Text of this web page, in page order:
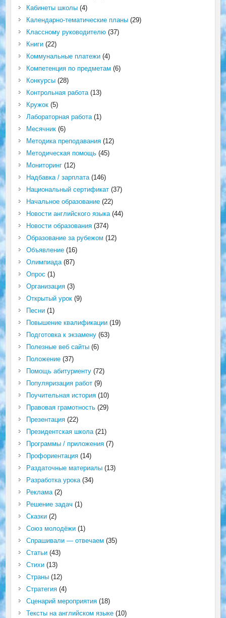
Кабинеты школы(4)
Календарно-тематические планы(29)
Классному руководителю(37)
Книги(22)
Коммунальные платежи(4)
Компетенция по предметам (6)
Конкурсы(28)
Контрольная работа(13)
Кружок(5)
Лабораторная работа(1)
Месячник(6)
Методика преподавания(12)
Методическая помощь(45)
Мониторинг(12)
Надбавка / зарплата(146)
Национальный сертификат(37)
Начальное образование(22)
Новости английского языка(44)
Новости образования(374)
Образование за рубежом (12)
Объявление(16)
Олимпиада(87)
Опрос (1)
Организация(3)
Открытый урок(9)
Песни(1)
Повышение квалификации(19)
Подготовка к экзамену(63)
Полезные веб сайты(6)
Положение(37)
Помощь абитуриенту(72)
Популяризация работ(9)
Поучительная история(10)
Правовая грамотность(29)
Презентация(22)
Президентская школа(21)
Программы / приложения(7)
Профориентация(14)
Раздаточные материалы(13)
Разработка урока(34)
Реклама(2)
Решение задач (1)
Сказки(2)
Союз молодёжи(1)
Спрашивали — отвечаем (35)
Статьи(43)
Стихи(13)
Страны(12)
Стратегия(4)
Сценарий мероприятия(18)
Тексты на английском языке(10)